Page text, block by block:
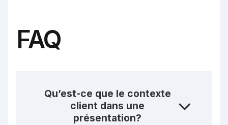
FAQ
Qu’est-ce que le contexte
client dans une
présentation?